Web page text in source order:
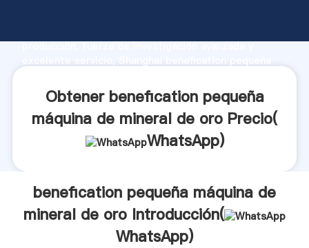
producción, fuerza de investigación avanzada y
aporta valores a todos los clientes.
Obtener benefication pequeña
máquina de mineral de oro Precio(
WhatsApp)
benefication pequeña máquina de
mineral de oro Introducción(
WhatsApp)